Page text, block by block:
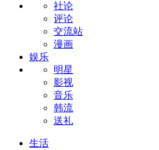
社论
评论
交流站
漫画
娱乐
明星
影视
音乐
韩流
送礼
生活